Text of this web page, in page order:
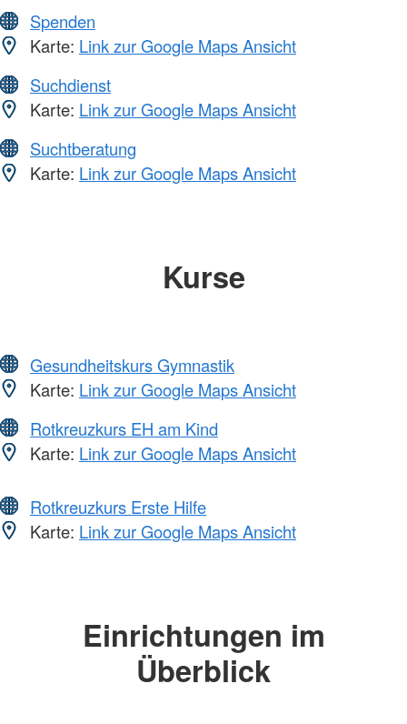
Spenden
Karte: Link zur Google Maps Ansicht
Suchdienst
Karte: Link zur Google Maps Ansicht
Suchtberatung
Karte: Link zur Google Maps Ansicht
Kurse
Gesundheitskurs Gymnastik
Karte: Link zur Google Maps Ansicht
Rotkreuzkurs EH am Kind
Karte: Link zur Google Maps Ansicht
Rotkreuzkurs Erste Hilfe
Karte: Link zur Google Maps Ansicht
Einrichtungen im
Überblick